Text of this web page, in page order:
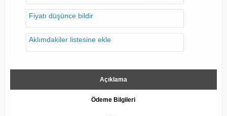
Fiyatı düşünce bildir
Aklımdakiler listesine ekle
Açıklama
Ödeme Bilgileri